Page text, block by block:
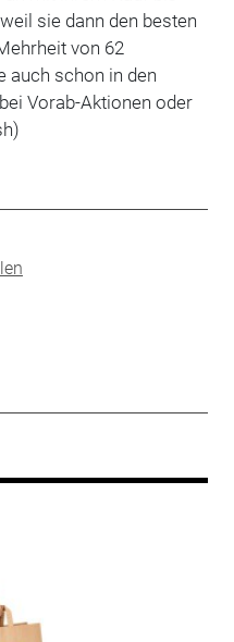
sie dann den besten
von 62
auch schon in den
Vorab-Aktionen oder